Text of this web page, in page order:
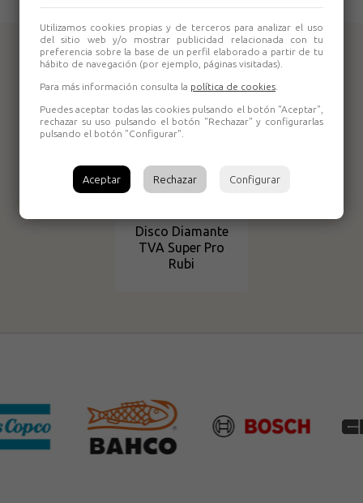
Productos relacionados
Disco Diamante
TVA Super Pro
Rubi
Utilizamos cookies propias y de terceros para analizar el uso
del sitio web y/o mostrar publicidad relacionada con tu
preferencia sobre la base de un perfil elaborado a partir de tu
hábito de navegación (por ejemplo, páginas visitadas).
Para más información consulta la política de cookies
Puedes aceptar todas las cookies pulsando el botón "Aceptar",
rechazar su uso pulsando el botón "Rechazar" y configurarlas
pulsando el botón "Configurar".
Aceptar Rechazar Configurar